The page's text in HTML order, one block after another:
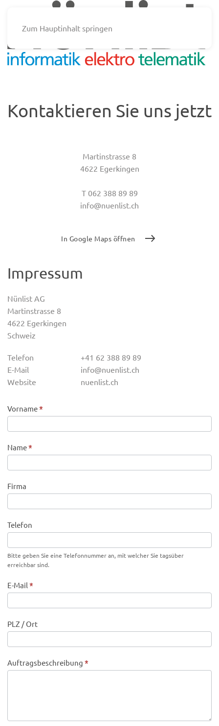
Zum Hauptinhalt springen
Kontaktieren Sie uns jetzt
Martinstrasse 8
4622 Egerkingen
T 062 388 89 89
info@nuenlist.ch
In Google Maps öffnen
Impressum
Nünlist AG
Martinstrasse 8
4622 Egerkingen
Schweiz
Telefon
+41 62 388 89 89
E-Mail
info@nuenlist.ch
Website
nuenlist.ch
Kontakt
Vorname*
Name*
Firma
Telefon
Bitte geben Sie eine Telefonnummer an, mit welcher Sie tagsüber
erreichbar sind.
E-Mail *
PLZ / Ort
Auftragsbeschreibung *